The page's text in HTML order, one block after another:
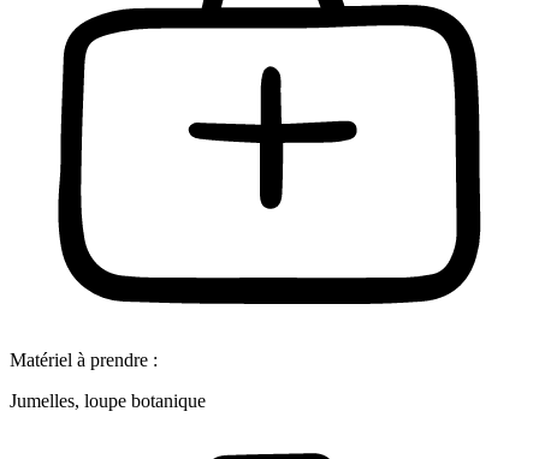
Matériel à prendre :
Jumelles, loupe botanique